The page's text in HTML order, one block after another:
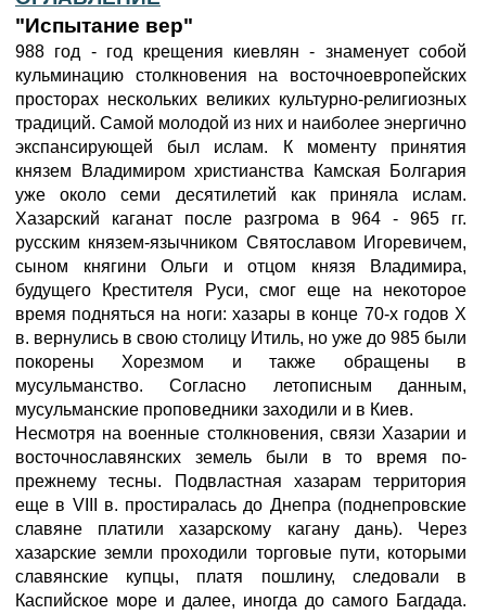
"Испытание вер"
988 год - год крещения киевлян - знаменует собой
кульминацию столкновения на восточноевропейских
просторах нескольких великих культурно-религиозных
традиций. Самой молодой из них и наиболее энергично
экспансирующей был ислам. К моменту принятия
князем Владимиром христианства Камская Болгария
уже около семи десятилетий как приняла ислам.
Хазарский каганат после разгрома в 964 - 965 гг.
русским князем-язычником Святославом Игоревичем,
сыном княгини Ольги и отцом князя Владимира,
будущего Крестителя Руси, смог еще на некоторое
время подняться на ноги: хазары в конце 70-х годов X
в. вернулись в свою столицу Итиль, но уже до 985 были
покорены Хорезмом и также обращены в
мусульманство. Согласно летописным данным,
мусульманские проповедники заходили и в Киев.
Несмотря на военные столкновения, связи Хазарии и
восточнославянских земель были в то время по-
прежнему тесны. Подвластная хазарам территория
еще в VIII в. простиралась до Днепра (поднепровские
славяне платили хазарскому кагану дань). Через
хазарские земли проходили торговые пути, которыми
славянские купцы, платя пошлину, следовали в
Каспийское море и далее, иногда до самого Багдада.